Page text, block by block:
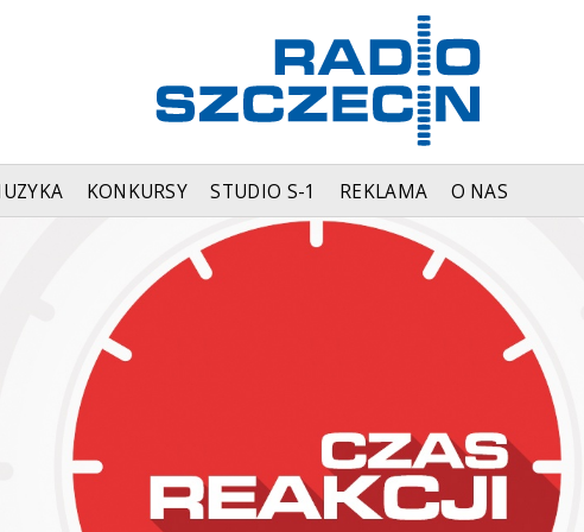
KONKURSY STUDIO S-1 REKLAMA O NAS